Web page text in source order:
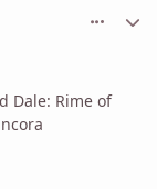
Dale: Rime of